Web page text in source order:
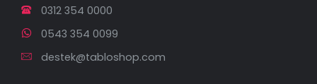
0312 354 0000
0543 354 0099
destek@tabloshop.com